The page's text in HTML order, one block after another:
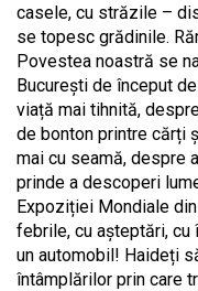
casele, cu străzile –
se topesc grădinile.
Povestea noastră se
București de început
viață mai tihnită,
de bonton printre cărți
mai cu seamă, despre
prinde a descoperi
Expoziției Mondiale
febrile, cu așteptări, cu
un automobil! Haideți
întâmplărilor prin care